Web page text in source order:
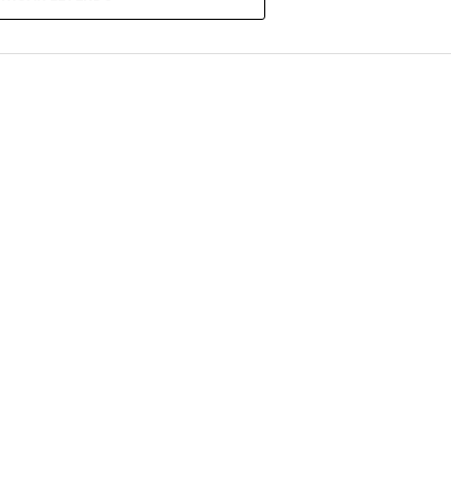
tele y donde sea para
a quienes lo han acompañado desde que
posteo, ha generado comentarios de todo